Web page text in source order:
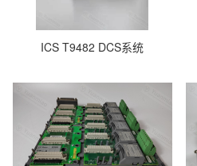
ICS T9482 DCS系统